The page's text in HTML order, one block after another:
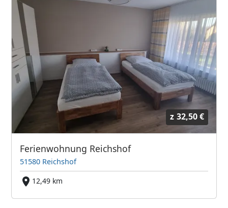
z 32,50 €
Ferienwohnung Reichshof
51580 Reichshof
12,49 km